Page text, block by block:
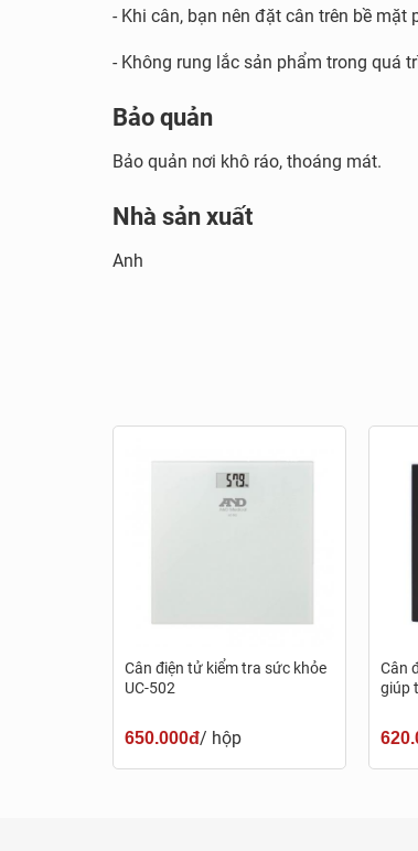
- Khi cân, bạn nên đặt cân trên bề mặt
- Không rung lắc sản phẩm trong quá
Bảo quản
Bảo quản nơi khô ráo, thoáng mát.
Nhà sản xuất
Anh
Cân điện tử kiểm tra sức khỏe
UC-502
650.000đ/ hộp
Cân
giúp